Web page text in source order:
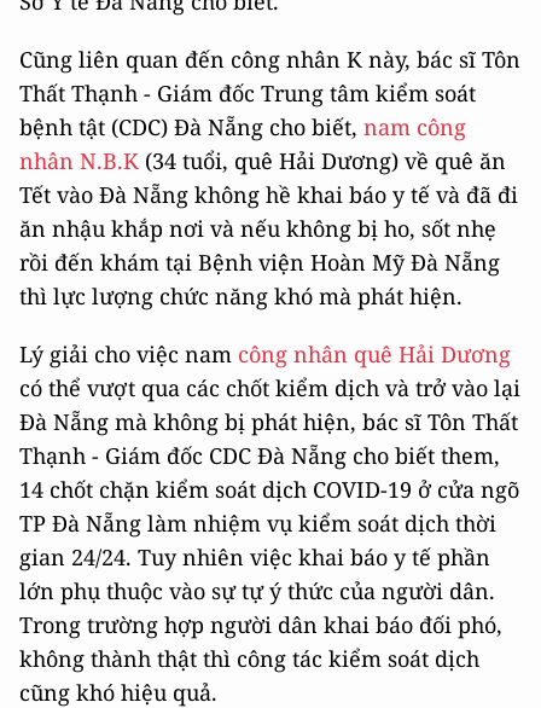
Cũng liên quan đến công nhân K này, bác sĩ Tôn
Thất Thạnh - Giám đốc Trung tâm kiểm soát
bệnh tật (CDC) Đà Nẵng cho biết, nam công
nhân N.B.K (34 tuổi, quê Hải Dương) về quê ăn
Tết vào Đà Nẵng không hề khai báo y tế và đã đi
ăn nhậu khắp nơi và nếu không bị ho, sốt nhẹ
rồi đến khám tại Bệnh viện Hoàn Mỹ Đà Nẵng
thì lực lượng chức năng khó mà phát hiện.
Lý giải cho việc nam công nhân quê Hải Dương
có thể vượt qua các chốt kiểm dịch và trở vào lại
Đà Nẵng mà không bị phát hiện, bác sĩ Tôn Thất
Thạnh - Giám đốc CDC Đà Nẵng cho biết them,
14 chốt chặn kiểm soát dịch COVID-19 ở cửa ngõ
TP Đà Nẵng làm nhiệm vụ kiểm soát dịch thời
gian 24/24. Tuy nhiên việc khai báo y tế phần
lớn phụ thuộc vào sự tự ý thức của người dân.
Trong trường hợp người dân khai báo đối phó,
không thành thật thì công tác kiểm soát dịch
cũng khó hiệu quả.